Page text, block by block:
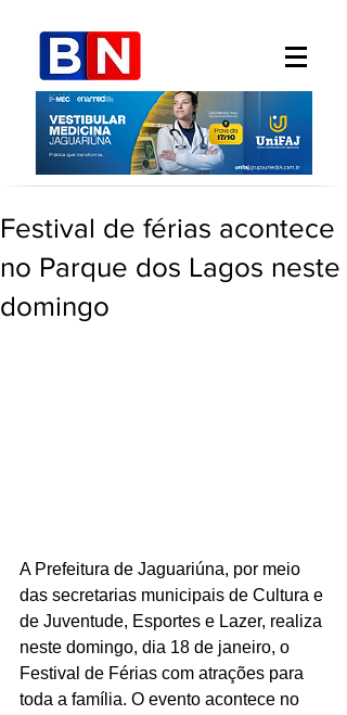
Festival de férias acontece
no Parque dos Lagos neste
domingo
A Prefeitura de Jaguariúna, por meio
das secretarias municipais de Cultura e
de Juventude, Esportes e Lazer, realiza
neste domingo, dia 18 de janeiro, o
Festival de Férias com atrações para
toda a família. O evento acontece no